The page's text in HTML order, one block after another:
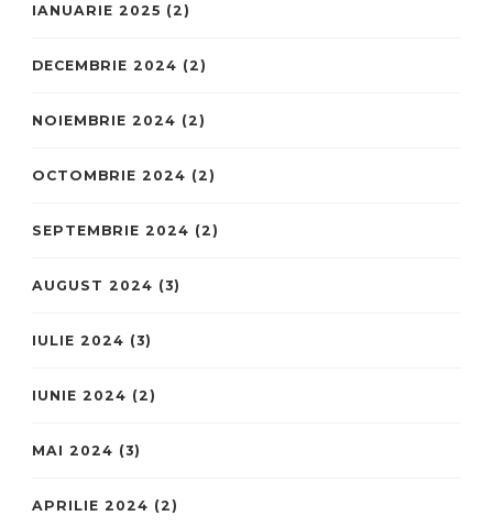
IANUARIE 2025 (2)
DECEMBRIE 2024 (2)
NOIEMBRIE 2024 (2)
OCTOMBRIE 2024 (2)
SEPTEMBRIE 2024 (2)
AUGUST 2024 (3)
IULIE 2024 (3)
IUNIE 2024 (2)
MAI 2024 (3)
APRILIE 2024 (2)